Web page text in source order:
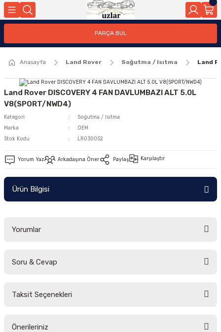
Geri Dön
PARÇA BUL
Anasayfa Land Rover Soğutma / Isıtma Land
Land Rover DISCOVERY 4 FAN DAVLUMBAZI ALT 5.0L
V8(SPORT/NWD4)
Kategori
Soğutma / Isıtma
Marka
OEM
Stok Kodu
LR030052
Yorum Yaz Arkadaşına Öner Paylaş Karşılaştır
Ürün Bilgisi
Yorumlar
Soru & Cevap
Taksit Seçenekleri
Önerileriniz